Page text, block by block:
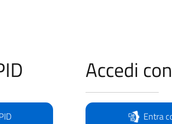
Accedi
Entra